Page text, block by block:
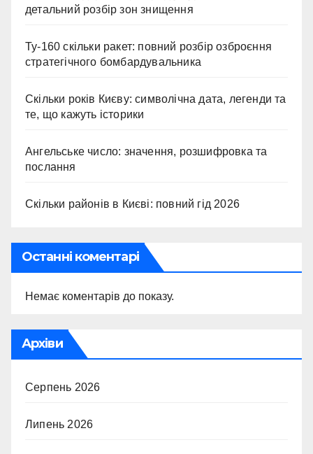
детальний розбір зон знищення
Ту-160 скільки ракет: повний розбір озброєння
стратегічного бомбардувальника
Скільки років Києву: символічна дата, легенди та
те, що кажуть історики
Ангельське число: значення, розшифровка та
послання
Скільки районів в Києві: повний гід 2026
Останні коментарі
Немає коментарів до показу.
Архіви
Серпень 2026
Липень 2026